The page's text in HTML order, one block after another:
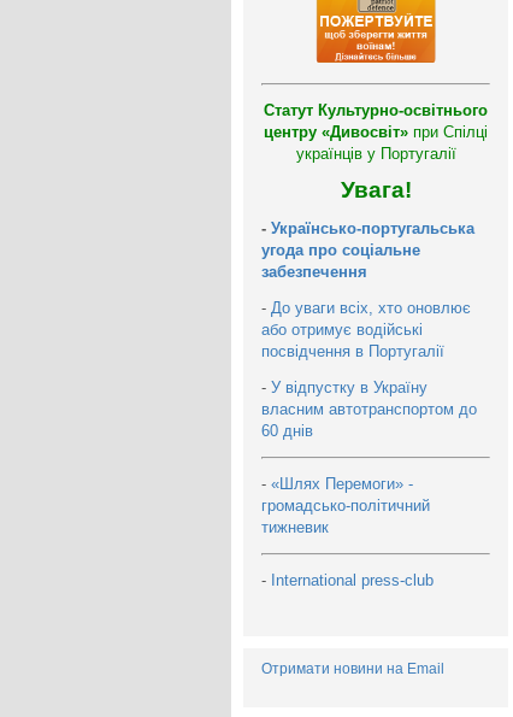
Статут Культурно-освітнього
центру «Дивосвіт» при Спілці
українців у Португалії
Увага!
- Українсько-португальська
угода про соціальне
забезпечення
- До уваги всіх, хто оновлює
або отримує водійські
посвідчення в Португалії
- У відпустку в Україну
власним автотранспортом до
60 днів
- «Шлях Перемоги» -
громадсько-політичний
тижневик
- International press-club
Отримати новини на Email